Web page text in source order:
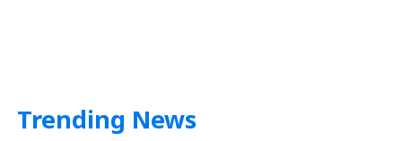
Trending News